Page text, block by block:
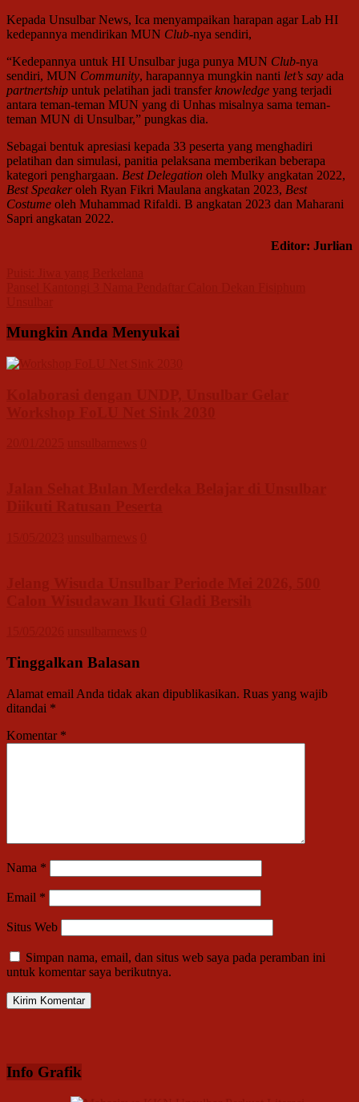
Kepada Unsulbar News, Ica menyampaikan harapan agar Lab HI
kedepannya mendirikan MUN Club-nya sendiri,
“Kedepannya untuk HI Unsulbar juga punya MUN Club-nya
sendiri, MUN Community, harapannya mungkin nanti let’s say ada
partnertship untuk pelatihan jadi transferknowledge yang terjadi
antara teman-teman MUN yang di Unhas misalnya sama teman-
teman MUN di Unsulbar,” pungkas dia.
Sebagai bentuk apresiasi kepada 33 peserta yang menghadiri
pelatihan dan simulasi, panitia pelaksana memberikan beberapa
kategori penghargaan. Best Delegation oleh Mulky angkatan 2022,
Best Speakeroleh Ryan Fikri Maulana angkatan 2023, Best
Costume oleh Muhammad Rifaldi. B angkatan 2023 dan Maharani
Sapri angkatan 2022.
Editor: Jurlian
Mungkin Anda Menyukai
Tinggalkan Balasan
Alamat email Anda tidak akan dipublikasikan. Ruas yang wajib
ditandai *
Komentar *
Nama *
Email *
Situs Web
Simpan nama, email, dan situs web saya pada peramban ini
untuk komentar saya berikutnya.
Info Grafik